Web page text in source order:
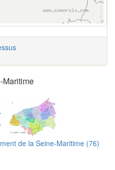
Maritime
de la Seine-Maritime (76)